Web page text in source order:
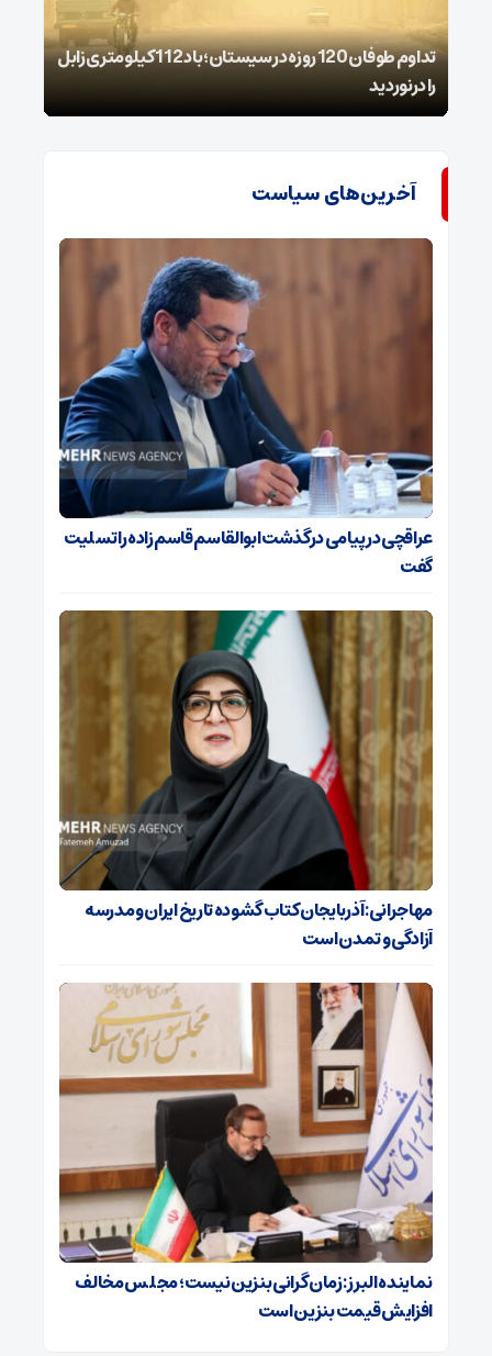
تداوم طوفان 120 روزه در سیستان؛ باد 112 کیلومتری ‌زابل
را درنوردید
آخرین‌های سیاست
عراقچی در پیامی درگذشت ابوالقاسم قاسم‌زاده را تسلیت
گفت
مهاجرانی: آذربایجان کتاب گشوده تاریخ ایران و مدرسه
آزادگی و تمدن است
نماینده البرز: زمان گرانی بنزین نیست؛ مجلس مخالف
افزایش قیمت بنزین است